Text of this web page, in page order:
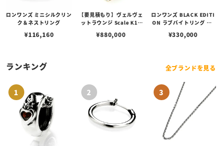
ロンワンズ ミニシルクリン
ク＆ネストリング
¥116,160
【要見積もり】ヴェルヴェ
ットラウンジ Scale K18
ント ダイヤモンド
¥880,000
ロンワンズ BLACK EDITI
ON ラブバイトリング w/
18イエローゴールドアイ
¥330,000
ランキング 全ブランドを見る